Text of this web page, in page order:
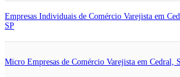
Empresas Individuais de Comércio Varejista em
SP
Micro Empresas de Comércio Varejista em Cedral,